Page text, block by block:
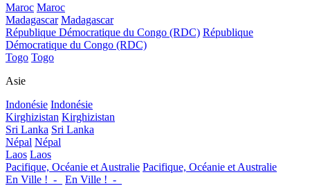
Maroc Maroc
Madagascar Madagascar
République Démocratique du Congo (RDC) République
Démocratique du Congo (RDC)
Togo Togo
Asie
Indonésie Indonésie
Kirghizistan Kirghizistan
Sri Lanka Sri Lanka
Népal Népal
Laos Laos
Pacifique, Océanie et Australie Pacifique, Océanie et Australie
En Ville !_-_
En Ville !_-_